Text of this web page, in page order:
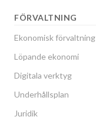
FÖRVALTNING
Ekonomisk förvaltning
Löpande ekonomi
Digitala verktyg
Underhållsplan
Juridik